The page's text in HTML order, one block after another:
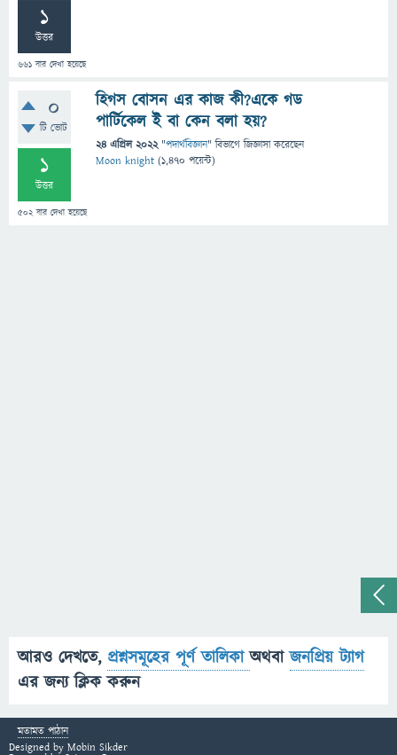
1
উত্তর
661 বার দেখা হয়েছে
0
টি ভোট
1
উত্তর
502বার দেখা হয়েছে
হিগস বোসন এর কাজ কী?একে গড
পার্টিকেল ই বা কেন বলা হয়?
24 এপ্রিল 2022 "পদার্থবিজ্ঞান" বিভাগে জিজ্ঞাসাকরেছেন
Moon knight (1,470 পয়েন্ট)
আরও দেখতে, প্রশ্নসমূহের পূর্ণ তালিকাঅথবাজনপ্রিয় ট্যাগ
এর জন্য ক্লিক করুন
মতামত পাঠান
Designed by Mobin Sikder